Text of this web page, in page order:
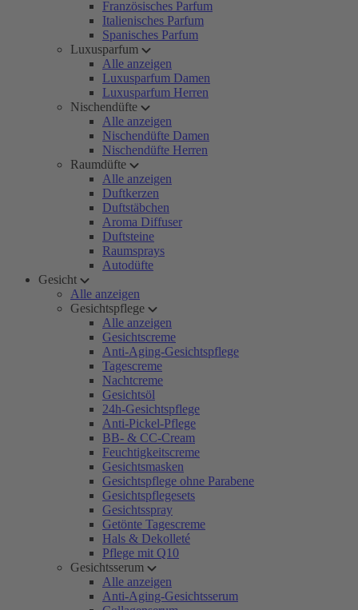
Französisches Parfum
Italienisches Parfum
Spanisches Parfum
Luxusparfum
Alle anzeigen
Luxusparfum Damen
Luxusparfum Herren
Nischendüfte
Alle anzeigen
Nischendüfte Damen
Nischendüfte Herren
Raumdüfte
Alle anzeigen
Duftkerzen
Duftstäbchen
Aroma Diffuser
Duftsteine
Raumsprays
Autodüfte
Gesicht
Alle anzeigen
Gesichtspflege
Alle anzeigen
Gesichtscreme
Anti-Aging-Gesichtspflege
Tagescreme
Nachtcreme
Gesichtsöl
24h-Gesichtspflege
Anti-Pickel-Pflege
BB- & CC-Cream
Feuchtigkeitscreme
Gesichtsmasken
Gesichtspflege ohne Parabene
Gesichtspflegesets
Gesichtsspray
Getönte Tagescreme
Hals & Dekolleté
Pflege mit Q10
Gesichtsserum
Alle anzeigen
Anti-Aging-Gesichtsserum